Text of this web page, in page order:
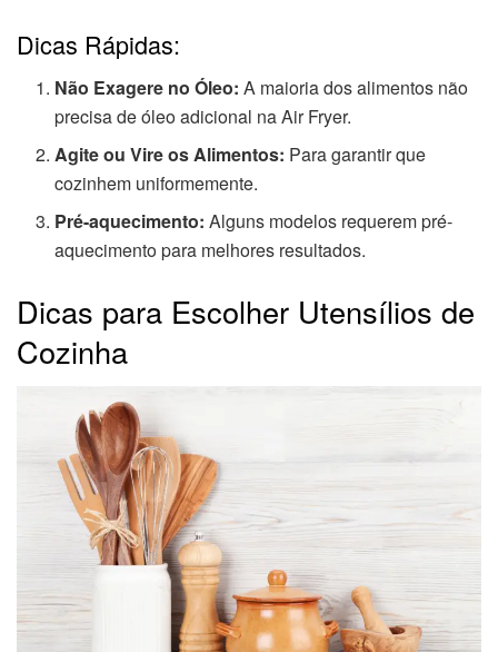
Dicas Rápidas:
Não Exagere no Óleo: A maioria dos alimentos não
precisa de óleo adicional na Air Fryer.
Agite ou Vire os Alimentos: Para garantir que
cozinhem uniformemente.
Pré-aquecimento: Alguns modelos requerem pré-
aquecimento para melhores resultados.
Dicas para Escolher Utensílios de
Cozinha